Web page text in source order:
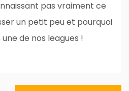
pas vraiment ce
un petit peu et pourquoi
de nos leagues !